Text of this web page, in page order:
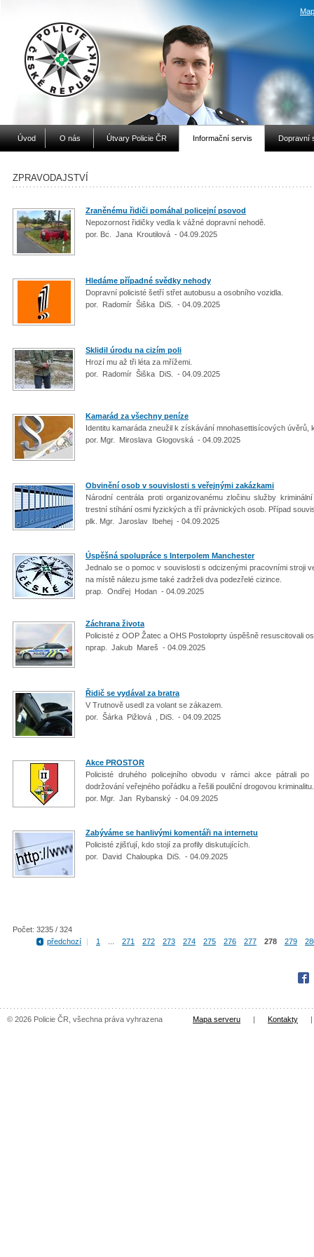
Úvod O nás Útvary Policie ČR Informační servis Dopravní
ZPRAVODAJSTVÍ
Zraněnému řidiči pomáhal policejní psovod
Nepozornost řidičky vedla k vážné dopravní nehodě.
por. Bc. Jana Kroutilová - 04.09.2025
Hledáme případné svědky nehody
Dopravní policisté šetří střet autobusu a osobního vozidla.
por. Radomír Šiška DiS. - 04.09.2025
Sklidil úrodu na cizím poli
Hrozí mu až tři léta za mřížemi.
por. Radomír Šiška DiS. - 04.09.2025
Kamarád za všechny peníze
Identitu kamaráda zneužil k získávání mnohasettisícových úvěrů,
por. Mgr. Miroslava Glogovská - 04.09.2025
Obvinění osob v souvislosti s veřejnými zakázkami
Národní centrála proti organizovanému zločinu služby
trestní stíhání osmi fyzických a tří právnických osob. Případ
plk. Mgr. Jaroslav Ibehej - 04.09.2025
Úspěšná spolupráce s Interpolem Manchester
Jednalo se o pomoc v souvislosti s odcizenými pracovními stroji
na místě nálezu jsme také zadrželi dva podezřelé cizince.
prap. Ondřej Hodan - 04.09.2025
Záchrana života
Policisté z OOP Žatec a OHS Postoloprty úspěšně resuscitovali
nprap. Jakub Mareš - 04.09.2025
Řidič se vydával za bratra
V Trutnově usedl za volant se zákazem.
por. Šárka Pižlová , DiS. - 04.09.2025
Akce PROSTOR
Policisté druhého policejního obvodu v rámci akce pátrali
dodržování veřejného pořádku a řešili pouliční drogovou
por. Mgr. Jan Rybanský - 04.09.2025
Zabýváme se hanlivými komentáři na internetu
Policisté zjišťují, kdo stojí za profily diskutujících.
por. David Chaloupka DiS. - 04.09.2025
Počet: 3235 / 324
předchozí
| 1 271 272 273 274 275 276 277 278 279
© 2026 Policie ČR, všechna práva vyhrazena Mapa serveru | Kontakty |